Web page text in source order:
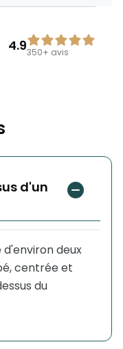
4.9350+ avis
d'un
deux
centrée et
du